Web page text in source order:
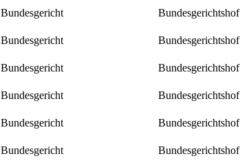
Bundesgericht Bundesgerichtshof
Bundesgericht Bundesgerichtshof
Bundesgericht Bundesgerichtshof
Bundesgericht Bundesgerichtshof
Bundesgericht Bundesgerichtshof
Bundesgericht Bundesgerichtshof